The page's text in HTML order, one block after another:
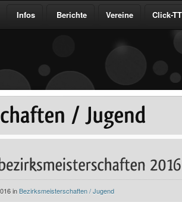
Infos Berichte Vereine Click-TT
inBezirksmeisterschaften / Jugend